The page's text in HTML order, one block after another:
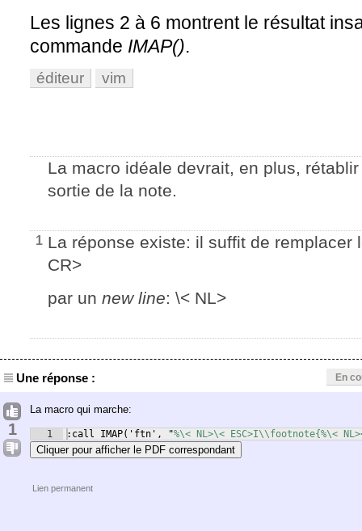
Les lignes 2 à 6 montrent le résultat
commande IMAP().
éditeur vim
La macro idéale devrait, en plus,
sortie de la note.
1 La réponse existe: il suffit de remplacer
CR>
par un new line: \< NL>
Une réponse : En
1
La macro qui marche:
1 :call IMAP( 'ftn', "%\< NL>\< ESC>I\\footnote{%\<
Cliquer pour afficher le PDF correspondant
Lien permanent